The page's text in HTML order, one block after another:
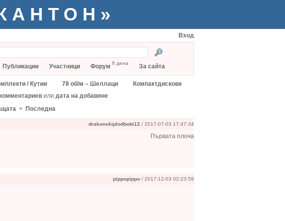
Вход
Публикации Участници Форум 6 дена За сайта
/ Кутии 78 об/м – Шеллаци
Компактдискове
или дата на добавяне
» Последна
drakonskiplodbobi12 / 2017-07-03 17:47:34
Първата плоча
pippopippo / 2017-12-03 02:23:59